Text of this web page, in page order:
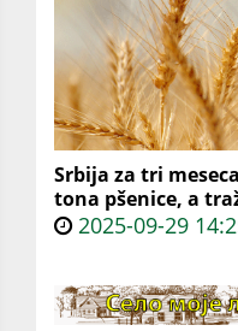
Srbija za tri
tona pšenice, a
2025-09-29